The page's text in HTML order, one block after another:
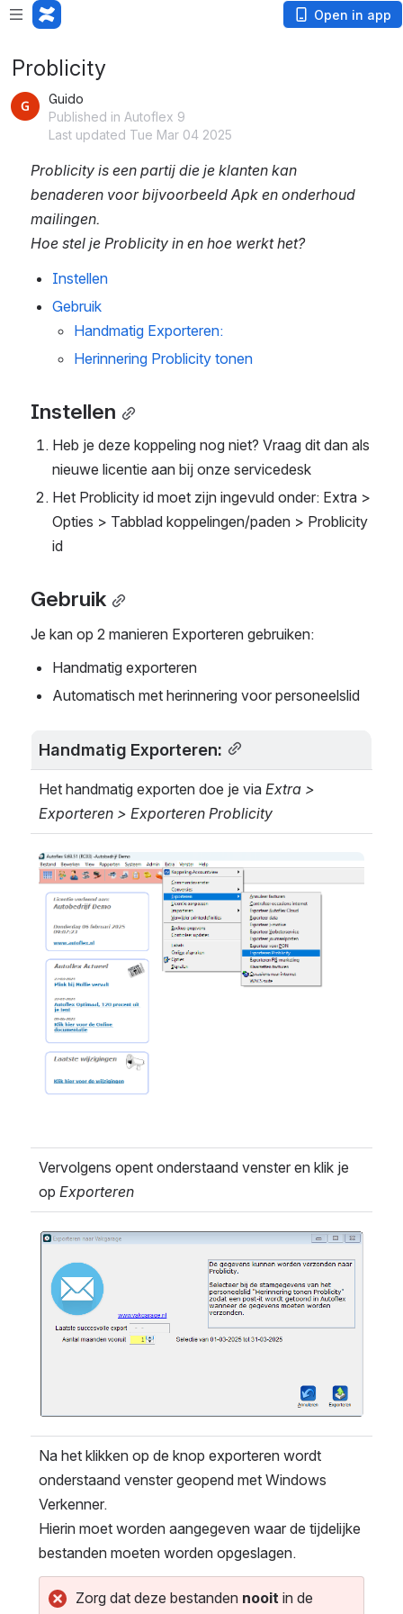
Open in app
Problicity
Guido
Published in Autoflex 9
Last updated Tue Mar 04 2025
Problicity is een partij die je klanten kan
benaderen voor bijvoorbeeld Apk en onderhoud
mailingen.
Hoe stel je Problicity in en hoe werkt het?
Instellen
Gebruik
Handmatig Exporteren:
Herinnering Problicity tonen
Instellen
Heb je deze koppeling nog niet? Vraag dit dan als
nieuwe licentie aan bij onze servicedesk
Het Problicity id moet zijn ingevuld onder: Extra >
Opties > Tabblad koppelingen/paden > Problicity
id
Gebruik
Je kan op 2 manieren Exporteren gebruiken:
Handmatig exporteren
Automatisch met herinnering voor personeelslid
Handmatig Exporteren:
Het handmatig exporten doe je via Extra >
Exporteren > Exporteren Problicity
Open
Vervolgens opent onderstaand venster en klik je
op Exporteren
Open
Na het klikken op de knop exporteren wordt
onderstaand venster geopend met Windows
Verkenner.
Hierin moet worden aangegeven waar de tijdelijke
bestanden moeten worden opgeslagen.
Zorg dat deze bestanden nooit in de